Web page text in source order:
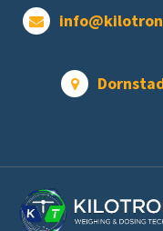
Zum
Inhalt